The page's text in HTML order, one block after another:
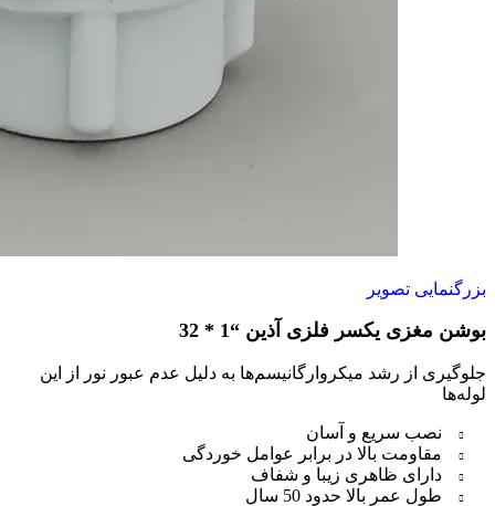
بزرگنمایی تصویر
بوشن مغزی یکسر فلزی آذین “1 * 32
جلوگیری از رشد میکروارگانیسم‌ها به دلیل عدم عبور نور از این
لوله‌ها
نصب سریع و آسان
مقاومت بالا در برابر عوامل خوردگی
دارای ظاهری زیبا و شفاف
طول عمر بالا حدود 50 سال